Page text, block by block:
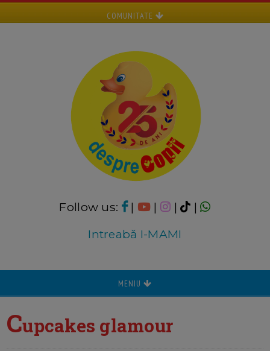
COMUNITATE
Follow us: | | |
|
Intreabă I-MAMI
MENIU
Cupcakes glamour